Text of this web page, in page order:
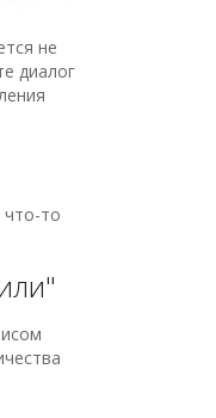
не
диалог
то